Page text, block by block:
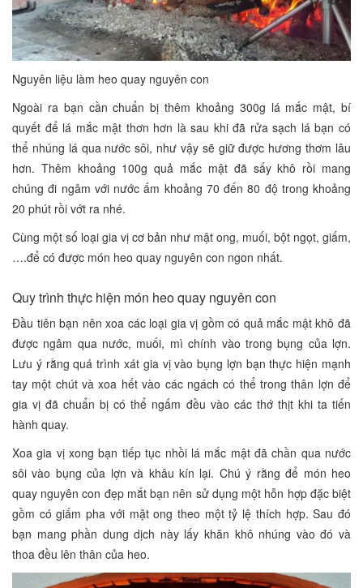
Nguyên liệu làm heo quay nguyên con
Ngoài ra bạn cần chuẩn bị thêm khoảng 300g lá mắc mật, bí
quyết để lá mắc mật thơn hơn là sau khi đã rửa sạch lá bạn có
thể nhúng lá qua nước sôi, như vậy sẽ giữ được hương thơm lâu
hơn. Thêm khoảng 100g quả mắc mật đã sấy khô rồi mang
chúng đi ngâm với nước ấm khoảng 70 đến 80 độ trong khoảng
20 phút rồi vớt ra nhé.
Cùng một số loại gia vị cơ bản như mật ong, muối, bột ngọt, giấm,
….để có được món heo quay nguyên con ngon nhất.
Quy trình thực hiện món heo quay nguyên con
Đầu tiên bạn nên xoa các loại gia vị gồm có quả mắc mật khô đã
được ngâm qua nước, muối, mì chính vào trong bụng của lợn.
Lưu ý rằng quá trình xát gia vị vào bụng lợn bạn thực hiện mạnh
tay một chút và xoa hết vào các ngách có thể trong thân lợn để
gia vị đã chuẩn bị có thể ngấm đều vào các thớ thịt khi ta tiến
hành quay.
Xoa gia vị xong bạn tiếp tục nhồi lá mắc mật đã chần qua nước
sôi vào bụng của lợn và khâu kín lại. Chú ý rằng để món heo
quay nguyên con đẹp mắt bạn nên sử dụng một hỗn hợp đặc biệt
gồm có giấm pha với mật ong theo một tỷ lệ thích hợp. Sau đó
bạn mang phần dung dịch này lấy khăn khô nhúng vào đó và
thoa đều lên thân của heo.